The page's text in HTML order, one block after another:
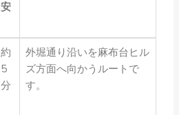
安
約
5
分
外堀通り沿いを麻布台ヒル
ズ方面へ向かうルートで
す。